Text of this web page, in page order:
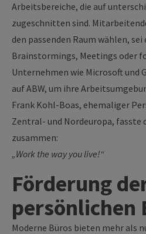
Arbeitsbereiche, die auf
zugeschnitten sind.
den passenden Raum wählen,
Brainstormings, Meetings oder
Unternehmen wie Microsoft und
auf ABW, um ihre
Frank Kohl-Boas, ehemaliger
Zentral- und Nordeuropa, fasste
zusammen:
„Work the way you live!“
Förderung
Moderne Büros bieten mehr als